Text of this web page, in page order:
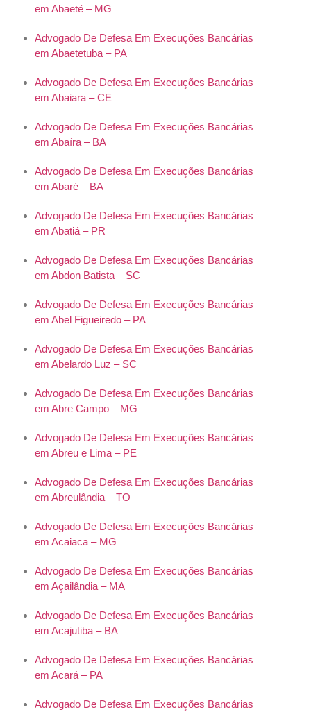
em Abaeté – MG
Advogado De Defesa Em Execuções Bancárias
em Abaetetuba – PA
Advogado De Defesa Em Execuções Bancárias
em Abaiara – CE
Advogado De Defesa Em Execuções Bancárias
em Abaíra – BA
Advogado De Defesa Em Execuções Bancárias
em Abaré – BA
Advogado De Defesa Em Execuções Bancárias
em Abatiá – PR
Advogado De Defesa Em Execuções Bancárias
em Abdon Batista – SC
Advogado De Defesa Em Execuções Bancárias
em Abel Figueiredo – PA
Advogado De Defesa Em Execuções Bancárias
em Abelardo Luz – SC
Advogado De Defesa Em Execuções Bancárias
em Abre Campo – MG
Advogado De Defesa Em Execuções Bancárias
em Abreu e Lima – PE
Advogado De Defesa Em Execuções Bancárias
em Abreulândia – TO
Advogado De Defesa Em Execuções Bancárias
em Acaiaca – MG
Advogado De Defesa Em Execuções Bancárias
em Açailândia – MA
Advogado De Defesa Em Execuções Bancárias
em Acajutiba – BA
Advogado De Defesa Em Execuções Bancárias
em Acará – PA
Advogado De Defesa Em Execuções Bancárias